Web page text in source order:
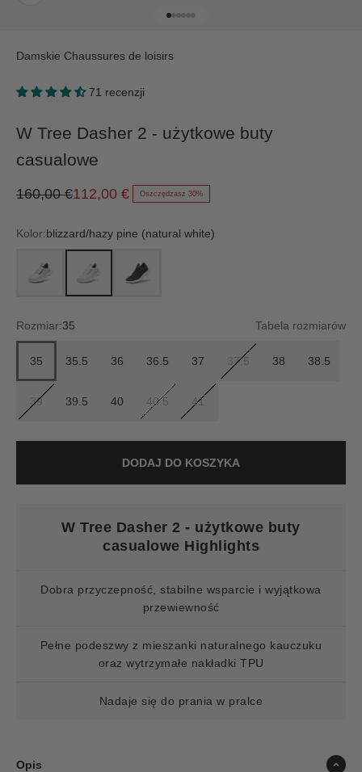
Damskie Chaussures de loisirs
71 recenzji
W Tree Dasher 2 - użytkowe buty
casualowe
Cena regularna
160,00 €Cena promocyjna
112,00 € Oszczędzasz 30%
Kolor:blizzard/hazy pine (natural white)
Rozmiar:35 Tabela rozmiarów
35 35.5 36 36.5 37 37.5 38 38.5
39 39.5 40 40.5 41
DODAJ DO KOSZYKA
W Tree Dasher 2 - użytkowe buty
casualowe Highlights
Dobra przyczepność, stabilne wsparcie i wyjątkowa
przewiewność
Pełne podeszwy z mieszanki naturalnego kauczuku
oraz wytrzymałe nakładki TPU
Nadaje się do prania w pralce
Opis